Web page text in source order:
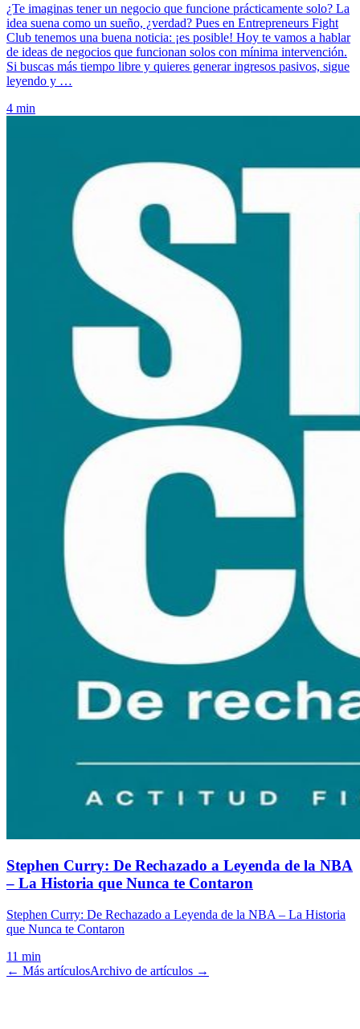
¿Te imaginas tener un negocio que funcione prácticamente solo? La
idea suena como un sueño, ¿verdad? Pues en Entrepreneurs Fight
Club tenemos una buena noticia: ¡es posible! Hoy te vamos a hablar
de ideas de negocios que funcionan solos con mínima intervención.
Si buscas más tiempo libre y quieres generar ingresos pasivos, sigue
leyendo y …
4 min
Stephen Curry: De Rechazado a Leyenda de la NBA
– La Historia que Nunca te Contaron
Stephen Curry: De Rechazado a Leyenda de la NBA – La Historia
que Nunca te Contaron
11 min
← Más artículosArchivo de artículos →